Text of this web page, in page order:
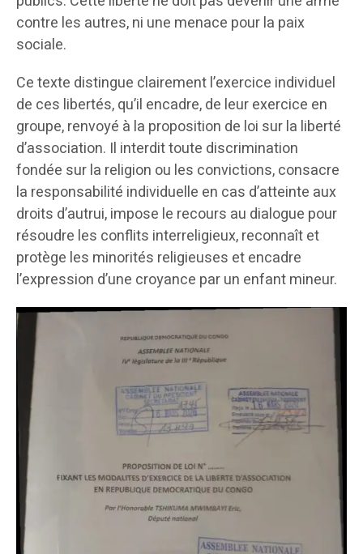
contre les autres, ni une menace pour la paix
sociale.
Ce texte distingue clairement l’exercice individuel
de ces libertés, qu’il encadre, de leur exercice en
groupe, renvoyé à la proposition de loi sur la liberté
d’association. Il interdit toute discrimination
fondée sur la religion ou les convictions, consacre
la responsabilité individuelle en cas d’atteinte aux
droits d’autrui, impose le recours au dialogue pour
résoudre les conflits interreligieux, reconnaît et
protège les minorités religieuses et encadre
l’expression d’une croyance par un enfant mineur.